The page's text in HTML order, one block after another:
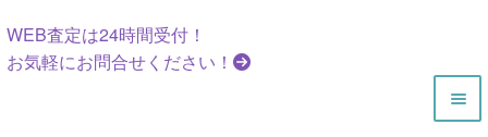
キ
ッ
プ
WEB査定は24時間受付！
お気軽にお問合せください！